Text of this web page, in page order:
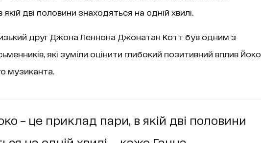
дві половини знаходяться на одній хвилі.
друг Джона Леннона Джонатан Котт був одним з
які зуміли оцінити глибокий позитивний вплив Йоко
музиканта.
– це приклад пари, в якій дві половини